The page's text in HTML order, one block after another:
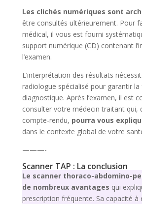
Les clichés numériques sont
être consultés ultérieurement. Pour
médical, il vous est fourni
support numérique (CD) contenant
l’examen.
L’interprétation des résultats
radiologue spécialisé pour garantir la
diagnostique. Après l’examen, il est
consulter votre médecin traitant qui,
compte-rendu, pourra vous
dans le contexte global de votre
———-
Scanner TAP : La conclusion
Le scanner thoraco-abdomino-
de nombreux avantages qui
prescription fréquente. Sa capacité à